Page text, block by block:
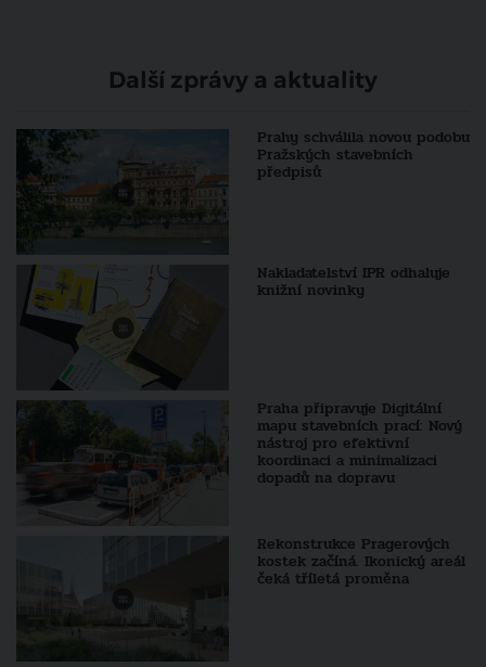
Další zprávy a aktuality
Prahy schválila novou podobu
Pražských stavebních
předpisů
Nakladatelství IPR odhaluje
knižní novinky
Praha připravuje Digitální
mapu stavebních prací: Nový
nástroj pro efektivní
koordinaci a minimalizaci
dopadů na dopravu
Rekonstrukce Pragerových
kostek začíná. Ikonický areál
čeká tříletá proměna